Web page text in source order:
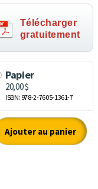
Télécharger
gratuitement